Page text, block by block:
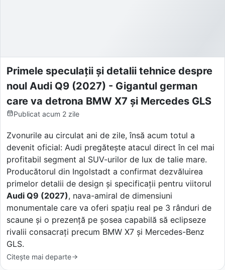
Primele speculații și detalii tehnice despre
noul Audi Q9 (2027) - Gigantul german
care va detrona BMW X7 și Mercedes GLS
Publicat acum 2 zile
Zvonurile au circulat ani de zile, însă acum totul a
devenit oficial: Audi pregătește atacul direct în cel mai
profitabil segment al SUV-urilor de lux de talie mare.
Producătorul din Ingolstadt a confirmat dezvăluirea
primelor detalii de design și specificații pentru viitorul
Audi Q9 (2027), nava-amiral de dimensiuni
monumentale care va oferi spațiu real pe 3 rânduri de
scaune și o prezență pe șosea capabilă să eclipseze
rivalii consacrați precum BMW X7 și Mercedes-Benz
GLS.
Citește mai departe